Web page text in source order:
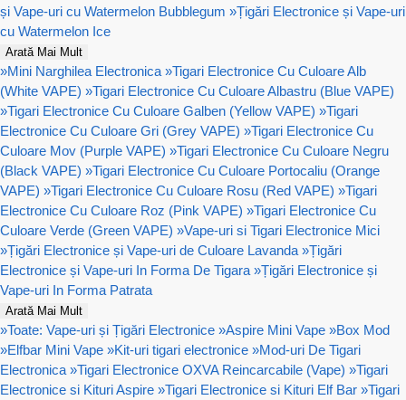
și Vape-uri cu Watermelon Bubblegum »Țigări Electronice și Vape-uri
cu Watermelon Ice
Arată Mai Mult
»Mini Narghilea Electronica »Tigari Electronice Cu Culoare Alb
(White VAPE) »Tigari Electronice Cu Culoare Albastru (Blue VAPE)
»Tigari Electronice Cu Culoare Galben (Yellow VAPE) »Tigari
Electronice Cu Culoare Gri (Grey VAPE) »Tigari Electronice Cu
Culoare Mov (Purple VAPE) »Tigari Electronice Cu Culoare Negru
(Black VAPE) »Tigari Electronice Cu Culoare Portocaliu (Orange
VAPE) »Tigari Electronice Cu Culoare Rosu (Red VAPE) »Tigari
Electronice Cu Culoare Roz (Pink VAPE) »Tigari Electronice Cu
Culoare Verde (Green VAPE) »Vape-uri si Tigari Electronice Mici
»Țigări Electronice și Vape-uri de Culoare Lavanda »Țigări
Electronice și Vape-uri In Forma De Tigara »Țigări Electronice și
Vape-uri In Forma Patrata
Arată Mai Mult
»Toate: Vape-uri și Țigări Electronice »Aspire Mini Vape »Box Mod
»Elfbar Mini Vape »Kit-uri tigari electronice »Mod-uri De Tigari
Electronica »Tigari Electronice OXVA Reincarcabile (Vape) »Tigari
Electronice si Kituri Aspire »Tigari Electronice si Kituri Elf Bar »Tigari